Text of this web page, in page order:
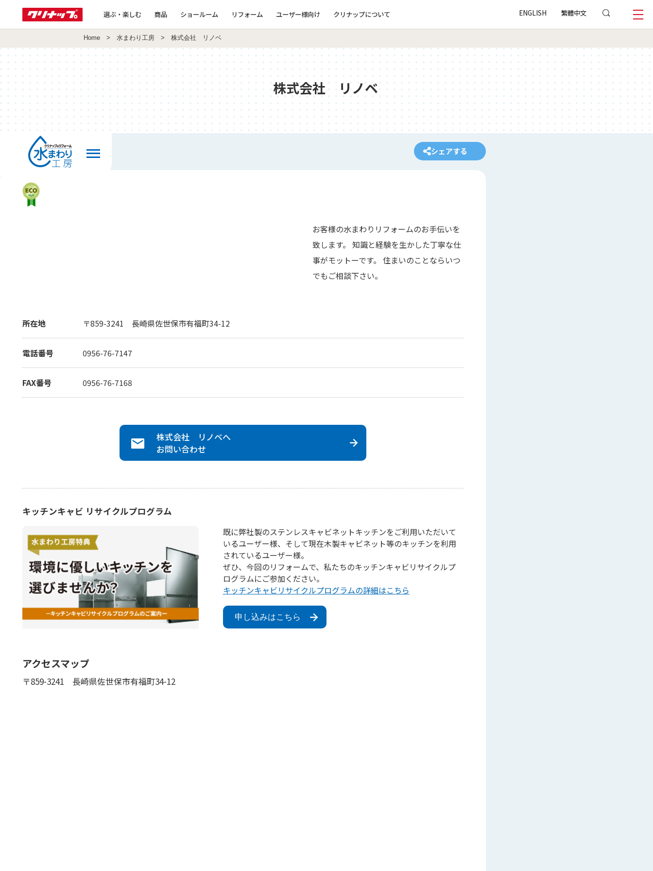
選ぶ・楽しむ 商品 ショールーム リフォーム ユーザー様向け クリナップについて ENGLISH 繁體中文
Home > 水まわり工房 > 株式会社 リノベ
株式会社 リノベ
シェアする
お客様の水まわりリフォームのお手伝いを
致します。 知識と経験を生かした丁寧な仕
事がモットーです。 住まいのことならいつ
でもご相談下さい。
所在地 〒859-3241 長崎県佐世保市有福町34-12
電話番号 0956-76-7147
FAX番号 0956-76-7168
株式会社 リノベへ
お問い合わせ
キッチンキャビ リサイクルプログラム
既に弊社製のステンレスキャビネットキッチンをご利用いただいて
いるユーザー様、そして現在木製キャビネット等のキッチンを利用
されているユーザー様。
ぜひ、今回のリフォームで、私たちのキッチンキャビリサイクルプ
ログラムにご参加ください。
キッチンキャビリサイクルプログラムの詳細はこちら
申し込みはこちら
アクセスマップ
〒859-3241 長崎県佐世保市有福町34-12